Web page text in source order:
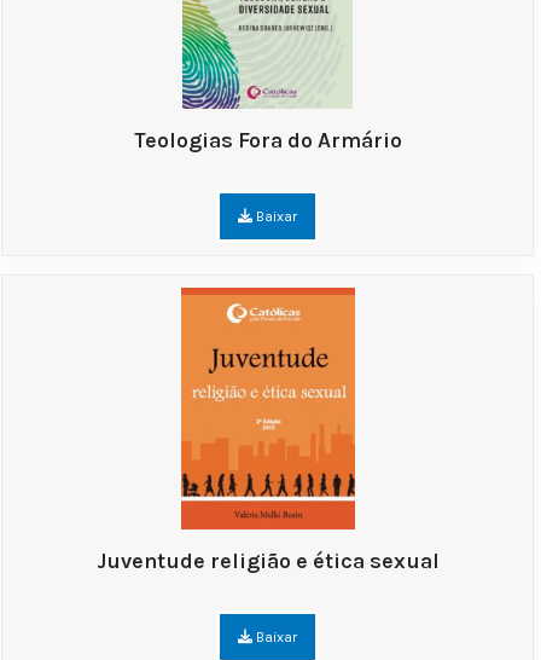
Teologias Fora do Armário
Baixar
Juventude religião e ética sexual
Baixar